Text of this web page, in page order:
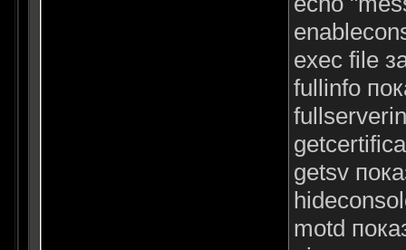
exec file
fullinfo
getsv
motd